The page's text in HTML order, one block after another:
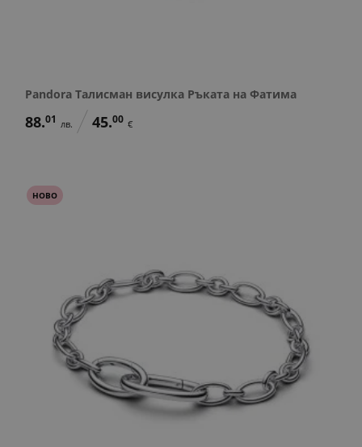
Pandora Талисман висулка Ръката на Фатима
88.01 лв. 45.00 €
НОВО